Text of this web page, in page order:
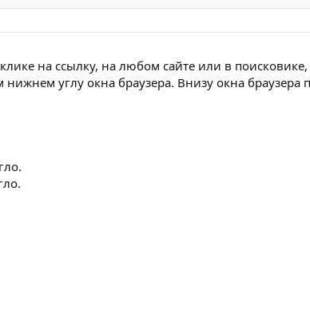
на ссылку, на любом сайте или в
углу окна браузера. Внизу окна